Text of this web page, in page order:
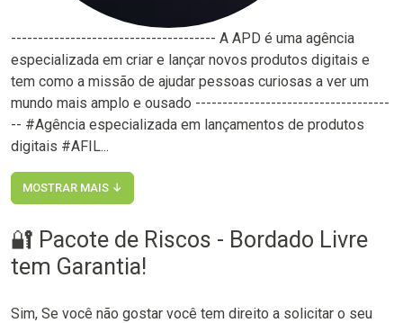
-------------------------------------- A APD é uma agência
especializada em criar e lançar novos produtos digitais e
tem como a missão de ajudar pessoas curiosas a ver um
mundo mais amplo e ousado ------------------------------------
-- #Agência especializada em lançamentos de produtos
digitais #AFIL...
MOSTRAR MAIS ↓
🔐 Pacote de Riscos - Bordado Livre
tem Garantia!
Sim, Se você não gostar você tem direito a solicitar o seu